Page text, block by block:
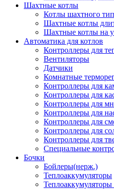
Шахтные котлы
Котлы шахтного
Шахтные котлы
Шахтные котлы на
Автоматика для котлов
Контроллеры для
Вентиляторы
Датчики
Комнатные
Контроллеры для
Контроллеры для
Контроллеры для
Контроллеры для
Контроллеры для
Контроллеры для
Контроллеры для
Специальные
Бочки
Бойлеры(нерж.)
Теплоаккумуляторы